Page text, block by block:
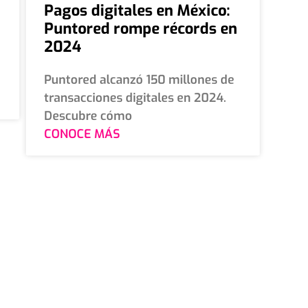
Pagos digitales en México:
Puntored rompe récords en
2024
Puntored alcanzó 150 millones de
transacciones digitales en 2024.
Descubre cómo
CONOCE MÁS